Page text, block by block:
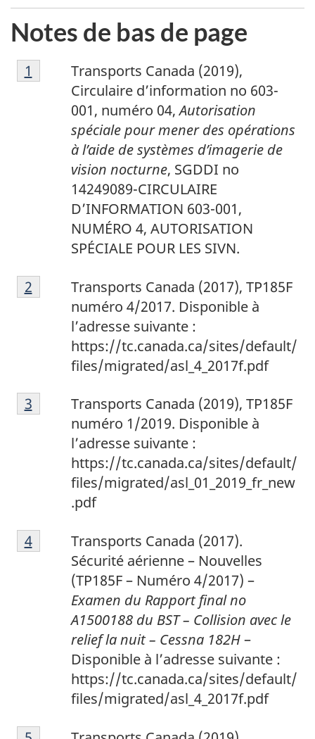
Notes de bas de page
1
Transports Canada (2019),
Circulaire d’information no 603-
001, numéro 04,Autorisation
spéciale pour mener des opérations
à l’aide de systèmes d’imagerie de
vision nocturne, SGDDI no
14249089-CIRCULAIRE
D’INFORMATION 603-001,
NUMÉRO 4, AUTORISATION
SPÉCIALE POUR LES SIVN.
Return to footnote
1 referrer
2
Transports Canada (2017), TP185F
numéro 4/2017. Disponible à
l’adresse suivante :
https://tc.canada.ca/sites/default/
files/migrated/asl_4_2017f.pdf
Return to footnote
2 referrer
3
Transports Canada (2019), TP185F
numéro 1/2019. Disponible à
l’adresse suivante :
https://tc.canada.ca/sites/default/
files/migrated/asl_01_2019_fr_new
.pdf
Return to footnote
3 referrer
4
Transports Canada (2017).
Sécurité aérienne – Nouvelles
(TP185F – Numéro 4/2017) –
Examen du Rapport final no
A1500188 du BST – Collision avec le
relief la nuit – Cessna 182H–
Disponible à l’adresse suivante :
https://tc.canada.ca/sites/default/
files/migrated/asl_4_2017f.pdf
Return to footnote
4referrer
5